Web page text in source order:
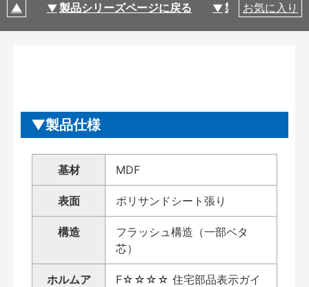
製品シリーズページに戻る 製品仕様
お気に入り
製品仕様
基材 MDF
表面 ポリサンドシート張り
構造
フラッシュ構造（一部ベタ
芯）
ホルムア
F☆☆☆☆ 住宅部品表示ガイ